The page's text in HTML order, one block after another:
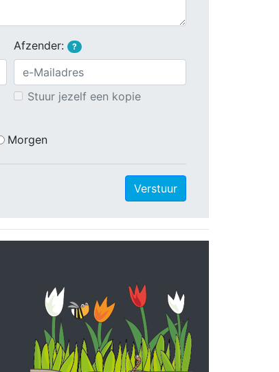
Afzender: ?
Stuur jezelf een kopie
Morgen
Verstuur